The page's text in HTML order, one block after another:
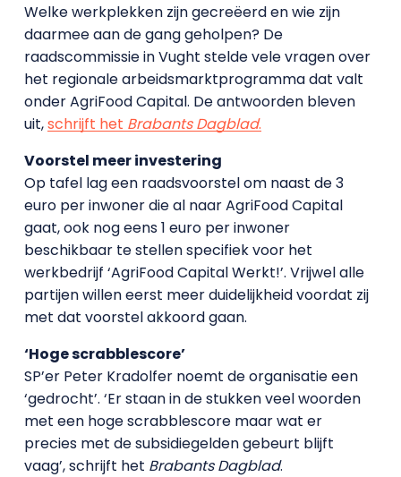
Welke werkplekken zijn gecreëerd en wie zijn
daarmee aan de gang geholpen? De
raadscommissie in Vught stelde vele vragen over
het regionale arbeidsmarktprogramma dat valt
onder AgriFood Capital. De antwoorden bleven
uit,schrijft het Brabants Dagblad.
Voorstel meer investering
Op tafel lag een raadsvoorstel om naast de 3
euro per inwoner die al naar AgriFood Capital
gaat, ook nog eens 1 euro per inwoner
beschikbaar te stellen specifiek voor het
werkbedrijf ‘AgriFood Capital Werkt!’. Vrijwel alle
partijen willen eerst meer duidelijkheid voordat zij
met dat voorstel akkoord gaan.
‘Hoge scrabblescore’
SP’er Peter Kradolfer noemt de organisatie een
‘gedrocht’. ‘Er staan in de stukken veel woorden
met een hoge scrabblescore maar wat er
precies met de subsidiegelden gebeurt blijft
vaag’, schrijft het Brabants Dagblad.